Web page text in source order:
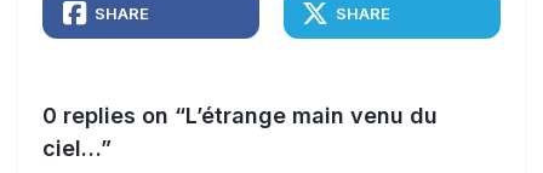
SHARE SHARE
0 replies on “L’étrange main venu du
ciel…”